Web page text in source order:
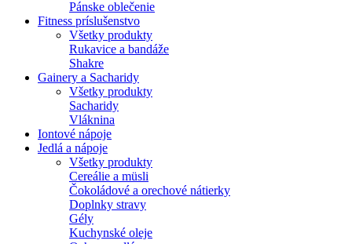
Pánske oblečenie
Fitness príslušenstvo
Všetky produkty
Rukavice a bandáže
Shakre
Gainery a Sacharidy
Všetky produkty
Sacharidy
Vláknina
Iontové nápoje
Jedlá a nápoje
Všetky produkty
Cereálie a müsli
Čokoládové a orechové nátierky
Doplnky stravy
Gély
Kuchynské oleje